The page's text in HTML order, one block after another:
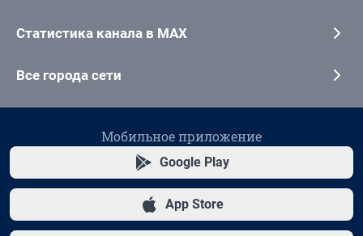
Статистика канала в MAX
Все города сети
Мобильное приложение
Google Play
App Store